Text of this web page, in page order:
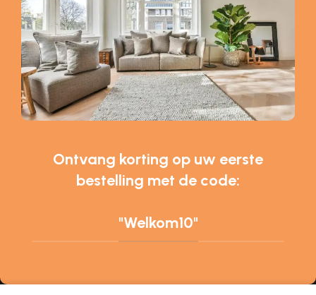
Ontvang korting op uw eerste
bestelling met de code:
"Welkom10"